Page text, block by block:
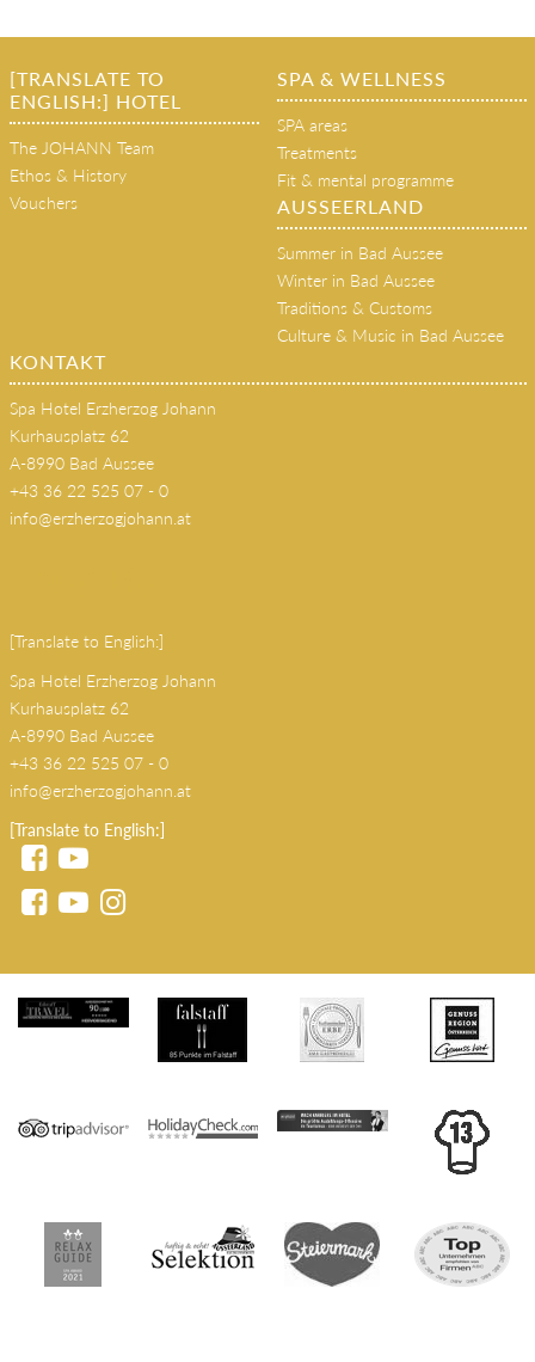
[TRANSLATE TO
ENGLISH:] HOTEL
The JOHANN Team
Ethos & History
Vouchers
SPA & WELLNESS
SPA areas
Treatments
Fit & mental programme
AUSSEERLAND
Summer in Bad Aussee
Winter in Bad Aussee
Traditions & Customs
Culture & Music in Bad Aussee
KONTAKT
Spa Hotel Erzherzog Johann
Kurhausplatz 62
A-8990 Bad Aussee
+43 36 22 525 07 - 0
info@erzherzogjohann.at
[Translate to English:]
Spa Hotel Erzherzog Johann
Kurhausplatz 62
A-8990 Bad Aussee
+43 36 22 525 07 - 0
info@erzherzogjohann.at
[Translate to English:]